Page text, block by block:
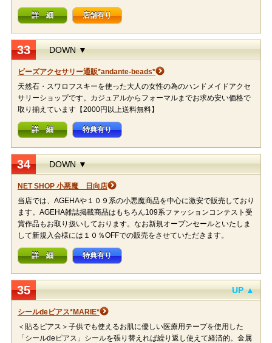
詳 細 店舗有り
33 DOWN ▼
ビーズアクセサリー通販*andante-beads*
天然石・スワロフスキーを使った大人の女性の為のハンドメイドアクセ
サリーショップです。カジュアルからフォーマルまでお求め安い価格で
取り揃えています【2000円以上送料無料】
詳 細 特典有り
34 DOWN ▼
NET SHOP 小悪魔 日向店
当店では、AGEHAや１０９系の小悪魔商品を中心に激安で販売しており
ます。AGEHA雑誌掲載商品はもちろん109系ファッションコンテスト受
賞作品もお取り扱いしております。なお新規オープンセールといたしま
して新規入会様には１０％OFFでの販売をさせていただきます。
詳 細 特典有り
35 UP ▲
シールdeピアス*MARIE*
＜貼るピアス＞子供でも使えるお肌に優しい医療用テープを使用した
「シールdeピアス」シールを張り替えれば繰り返し使えて経済的。金属